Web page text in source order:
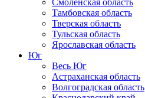
Смоленская область
Тамбовская область
Тверская область
Тульская область
Ярославская область
Юг
Весь Юг
Астраханская область
Волгоградская область